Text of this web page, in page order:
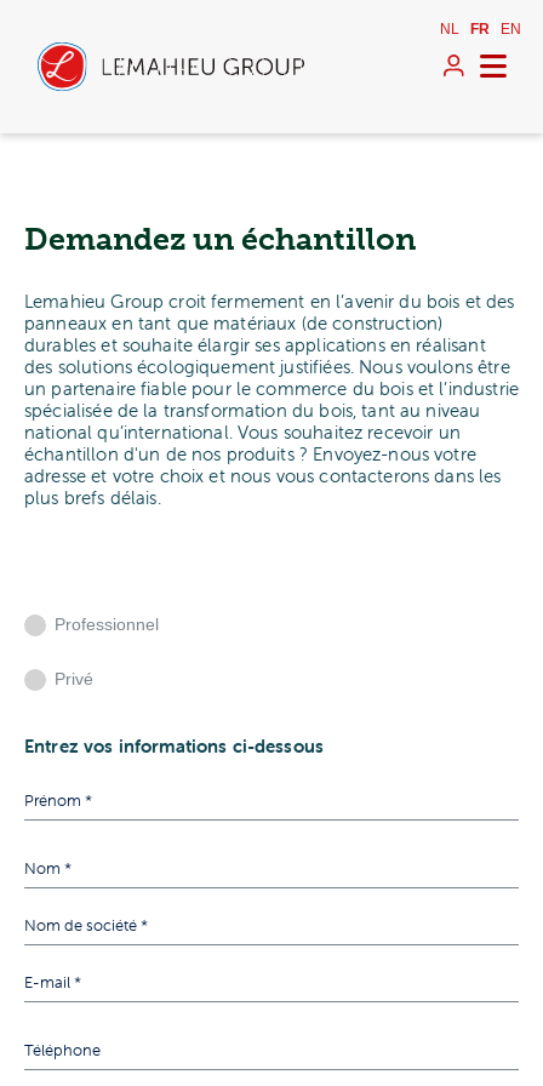
NL FR EN
Demandez un échantillon
Lemahieu Group croit fermement en l’avenir du bois et des
panneaux en tant que matériaux (de construction)
durables et souhaite élargir ses applications en réalisant
des solutions écologiquement justifiées. Nous voulons être
un partenaire fiable pour le commerce du bois et l’industrie
spécialisée de la transformation du bois, tant au niveau
national qu’international. Vous souhaitez recevoir un
échantillon d'un de nos produits ? Envoyez-nous votre
adresse et votre choix et nous vous contacterons dans les
plus brefs délais.
Professionnel
Privé
Entrez vos informations ci-dessous